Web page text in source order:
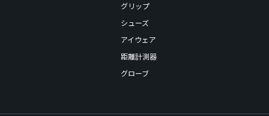
グリップ
シューズ
アイウェア
距離計測器
グローブ